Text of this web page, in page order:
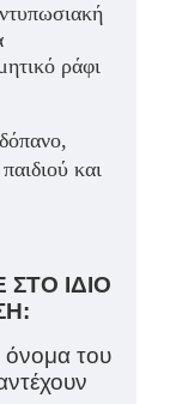
ράφι
και
ΙΔΙΟ
του